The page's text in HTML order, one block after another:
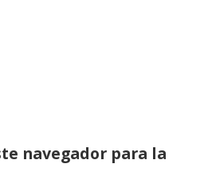
navegador para la